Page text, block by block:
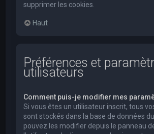
supprimer les cookies.
Haut
Préférences et
utilisateurs
Comment puis-je modifier mes
Si vous êtes un utilisateur inscrit, tous
sont stockés dans la base de données
pouvez les modifier depuis le panneau